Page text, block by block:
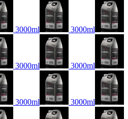
3000ml 3000ml
3000ml 3000ml
3000ml 3000ml